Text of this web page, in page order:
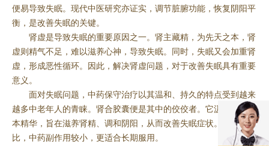
便易导致失眠。现代中医研究亦证实，调节脏腑功能，恢复阴阳平
衡，是改善失眠的关键。
肾虚是导致失眠的重要原因之一。肾主藏精，为先天之本，肾
虚则精气不足，难以滋养心神，导致失眠。同时，失眠又会加重肾
虚，形成恶性循环。因此，解决肾虚问题，对于改善失眠具有重要
意义。
面对失眠问题，中药保守治疗以其温和、持久的特点受到越来
越多中老年人的青睐。肾合胶囊便是其中的佼佼者。它汲取中医草
本精华，旨在滋养肾精、调和阴阳，从而改善失眠症状。与西药相
比，中药副作用较小，更适合长期服用。